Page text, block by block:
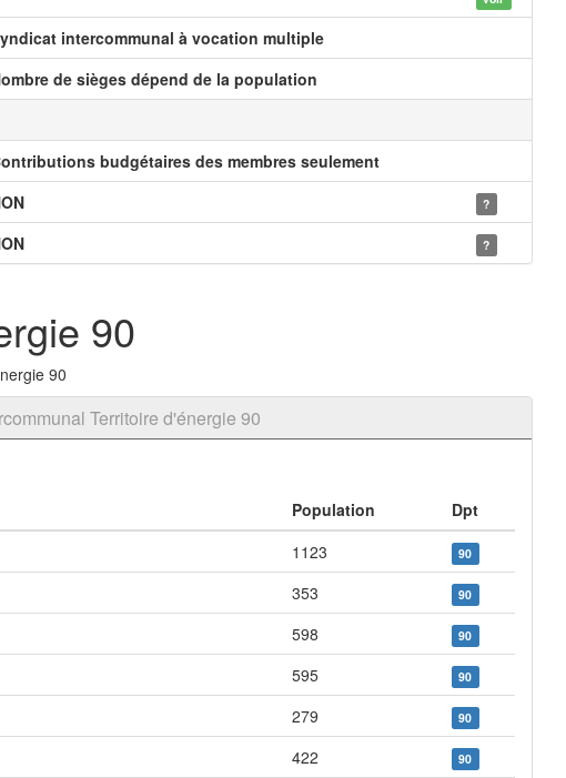
intercommunal à vocation multiple
de sièges dépend de la population
budgétaires des membres seulement
?
?
90
90
Territoire d'énergie 90
Population
Dpt
1123 90
353 90
598 90
595 90
279 90
422 90